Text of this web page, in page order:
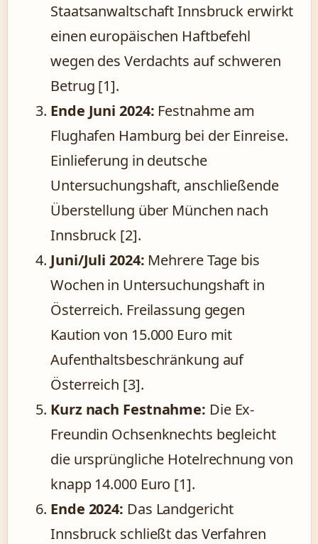
Staatsanwaltschaft Innsbruck erwirkt
einen europäischen Haftbefehl
wegen des Verdachts auf schweren
Betrug [1].
Ende Juni 2024: Festnahme am
Flughafen Hamburg bei der Einreise.
Einlieferung in deutsche
Untersuchungshaft, anschließende
Überstellung über München nach
Innsbruck [2].
Juni/Juli 2024: Mehrere Tage bis
Wochen in Untersuchungshaft in
Österreich. Freilassung gegen
Kaution von 15.000 Euro mit
Aufenthaltsbeschränkung auf
Österreich [3].
Kurz nach Festnahme: Die Ex-
Freundin Ochsenknechts begleicht
die ursprüngliche Hotelrechnung von
knapp 14.000 Euro [1].
Ende 2024: Das Landgericht
Innsbruck schließt das Verfahren